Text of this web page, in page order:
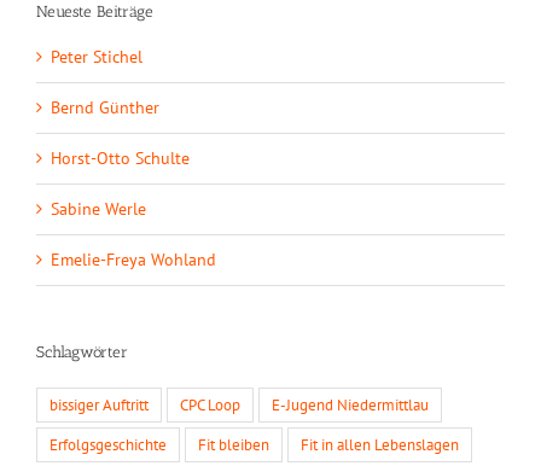
Neueste Beiträge
Peter Stichel
Bernd Günther
Horst-Otto Schulte
Sabine Werle
Emelie-Freya Wohland
Schlagwörter
bissiger Auftritt CPC Loop E-Jugend Niedermittlau
Erfolgsgeschichte Fit bleiben Fit in allen Lebenslagen